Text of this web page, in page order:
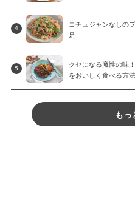
4
コチュジャンなしの
足
5
クセになる魔性の味
をおいしく食べる方法
もっ